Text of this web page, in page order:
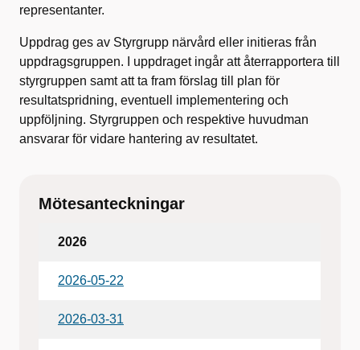
representanter.
Uppdrag ges av Styrgrupp närvård eller initieras från
uppdragsgruppen. I uppdraget ingår att återrapportera till
styrgruppen samt att ta fram förslag till plan för
resultatspridning, eventuell implementering och
uppföljning. Styrgruppen och respektive huvudman
ansvarar för vidare hantering av resultatet.
Mötesanteckningar
2026
2026-05-22
2026-03-31